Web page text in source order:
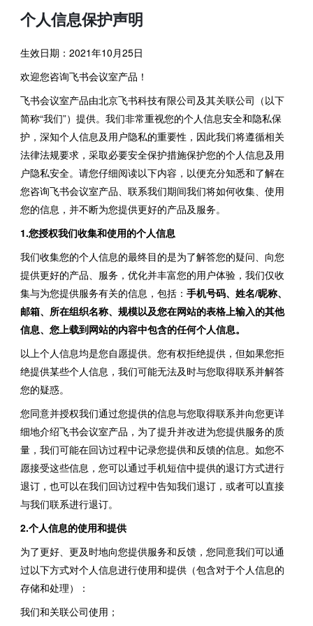
个人信息保护声明
生效日期：2021年10月25日
欢迎您咨询飞书会议室产品！
飞书会议室产品由北京飞书科技有限公司及其关联公司（以下
简称“我们”）提供。我们非常重视您的个人信息安全和隐私保
护，深知个人信息及用户隐私的重要性，因此我们将遵循相关
法律法规要求，采取必要安全保护措施保护您的个人信息及用
户隐私安全。请您仔细阅读以下内容，以便充分知悉和了解在
您咨询飞书会议室产品、联系我们期间我们将如何收集、使用
您的信息，并不断为您提供更好的产品及服务。
1.您授权我们收集和使用的个人信息
我们收集您的个人信息的最终目的是为了解答您的疑问、向您
提供更好的产品、服务，优化并丰富您的用户体验，我们仅收
集与为您提供服务有关的信息，包括： 手机号码、姓名/昵称、
邮箱、所在组织名称、规模以及您在网站的表格上输入的其他
信息、您上载到网站的内容中包含的任何个人信息。
以上个人信息均是您自愿提供。您有权拒绝提供，但如果您拒
绝提供某些个人信息，我们可能无法及时与您取得联系并解答
您的疑惑。
您同意并授权我们通过您提供的信息与您取得联系并向您更详
细地介绍飞书会议室产品，为了提升并改进为您提供服务的质
量，我们可能在回访过程中记录您提供和反馈的信息。如您不
愿接受这些信息，您可以通过手机短信中提供的退订方式进行
退订，也可以在我们回访过程中告知我们退订，或者可以直接
与我们联系进行退订。
2.个人信息的使用和提供
为了更好、更及时地向您提供服务和反馈，您同意我们可以通
过以下方式对个人信息进行使用和提供（包含对于个人信息的
存储和处理）：
我们和关联公司使用；